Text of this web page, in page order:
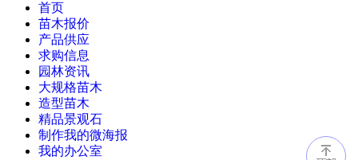
首页
苗木报价
产品供应
求购信息
园林资讯
大规格苗木
造型苗木
精品景观石
制作我的微海报
我的办公室